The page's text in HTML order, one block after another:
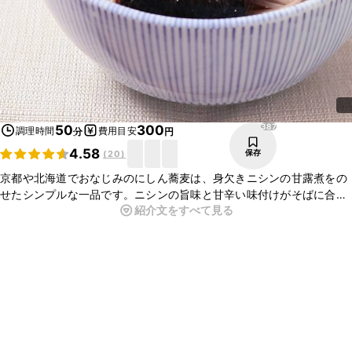
調理時間 50分 費用目安300円
4.58 (20)
387
保存
京都や北海道でおなじみのにしん蕎麦は、身欠きニシンの甘露煮をの
せたシンプルな一品です。ニシンの旨味と甘辛い味付けがそばに合っ
て、こっくりとした深い味わいになって美味しいですよ。ぜひ作って
紹介文をすべて見る